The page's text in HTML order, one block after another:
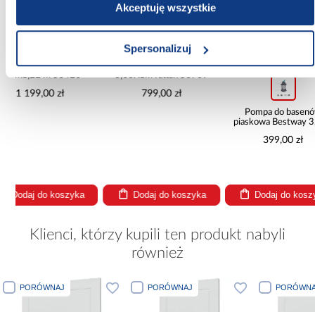
Akceptuję wszystkie
Spersonalizuj
Basen stelażowy z pompą
3,66X1m rattan 56709
799,00 zł
Dodaj do koszyka
wysyłka w 24h
piaskowa Bestway 3,596
Dodaj do koszyka
Basen
Klienci, którzy kupili ten produkt nabyli
również
PORÓWNAJ PORÓWNAJ